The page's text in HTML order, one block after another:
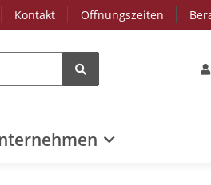
Kontakt Öffnungszeiten